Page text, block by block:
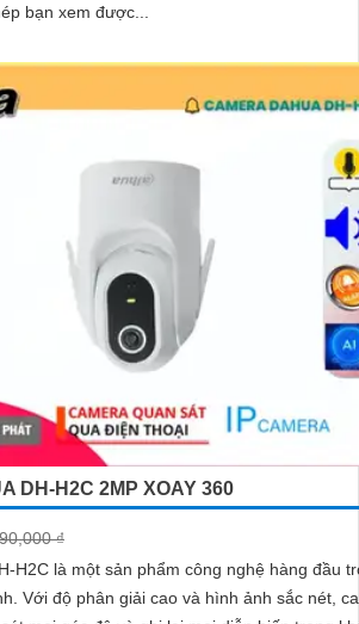
bạn xem được...
DH-H2C 2MP XOAY 360
₫
H2C là một sản phẩm công nghệ hàng đầu